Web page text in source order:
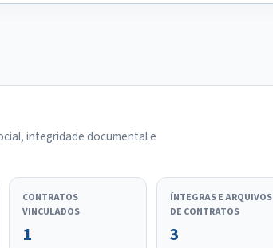
integridade documental e
CONTRATOS
VINCULADOS
1
ÍNTEGRAS E ARQUIVOS
DE CONTRATOS
3